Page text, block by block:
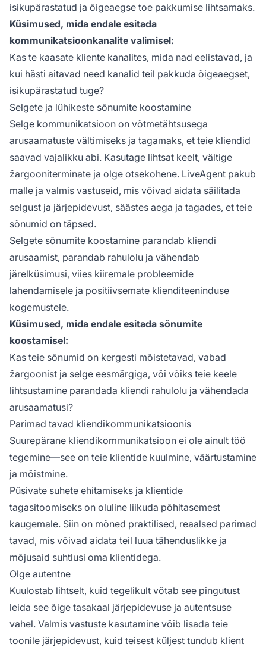
isikupärastatud ja õigeaegse toe pakkumise lihtsamaks.
Küsimused, mida endale esitada
kommunikatsioonkanalite valimisel:
Kas te kaasate kliente kanalites, mida nad eelistavad, ja
kui hästi aitavad need kanalid teil pakkuda õigeaegset,
isikupärastatud tuge?
Selgete ja lühikeste sõnumite koostamine
Selge kommunikatsioon on võtmetähtsusega
arusaamatuste vältimiseks ja tagamaks, et teie kliendid
saavad vajalikku abi. Kasutage lihtsat keelt, vältige
žargooniterminate ja olge otsekohene. LiveAgent pakub
malle ja valmis vastuseid, mis võivad aidata säilitada
selgust ja järjepidevust, säästes aega ja tagades, et teie
sõnumid on täpsed.
Selgete sõnumite koostamine parandab kliendi
arusaamist, parandab rahulolu ja vähendab
järelküsimusi, viies kiiremale probleemide
lahendamisele ja positiivsemate klienditeeninduse
kogemustele.
Küsimused, mida endale esitada sõnumite
koostamisel:
Kas teie sõnumid on kergesti mõistetavad, vabad
žargoonist ja selge eesmärgiga, või võiks teie keele
lihtsustamine parandada kliendi rahulolu ja vähendada
arusaamatusi?
Parimad tavad kliendikommunikatsioonis
Suurepärane kliendikommunikatsioon ei ole ainult töö
tegemine—see on teie klientide kuulmine, väärtustamine
ja mõistmine.
Püsivate suhete ehitamiseks ja klientide
tagasitoomiseks on oluline liikuda põhitasemest
kaugemale. Siin on mõned praktilised, reaalsed parimad
tavad, mis võivad aidata teil luua tähenduslikke ja
mõjusaid suhtlusi oma klientidega.
Olge autentne
Kuulostab lihtselt, kuid tegelikult võtab see pingutust
leida see õige tasakaal järjepidevuse ja autentsuse
vahel. Valmis vastuste kasutamine võib lisada teie
toonile järjepidevust, kuid teisest küljest tundub klient